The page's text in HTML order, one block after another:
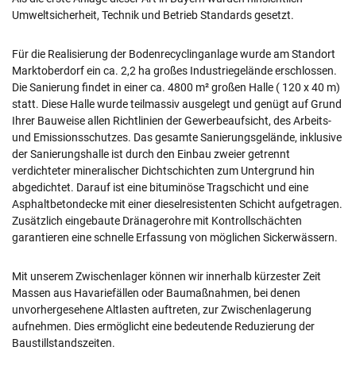
Umweltsicherheit, Technik und Betrieb Standards gesetzt.
Für die Realisierung der Bodenrecyclinganlage wurde am Standort
Marktoberdorf ein ca. 2,2 ha großes Industriegelände erschlossen.
Die Sanierung findet in einer ca. 4800 m² großen Halle ( 120 x 40 m)
statt. Diese Halle wurde teilmassiv ausgelegt und genügt auf Grund
Ihrer Bauweise allen Richtlinien der Gewerbeaufsicht, des Arbeits-
und Emissionsschutzes. Das gesamte Sanierungsgelände, inklusive
der Sanierungshalle ist durch den Einbau zweier getrennt
verdichteter mineralischer Dichtschichten zum Untergrund hin
abgedichtet. Darauf ist eine bituminöse Tragschicht und eine
Asphaltbetondecke mit einer dieselresistenten Schicht aufgetragen.
Zusätzlich eingebaute Dränagerohre mit Kontrollschächten
garantieren eine schnelle Erfassung von möglichen Sickerwässern.
Mit unserem Zwischenlager können wir innerhalb kürzester Zeit
Massen aus Havariefällen oder Baumaßnahmen, bei denen
unvorhergesehene Altlasten auftreten, zur Zwischenlagerung
aufnehmen. Dies ermöglicht eine bedeutende Reduzierung der
Baustillstandszeiten.